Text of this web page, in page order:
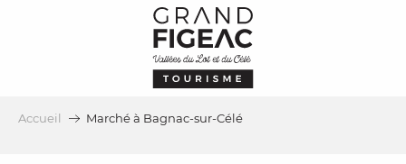
Accueil Marché à Bagnac-sur-Célé